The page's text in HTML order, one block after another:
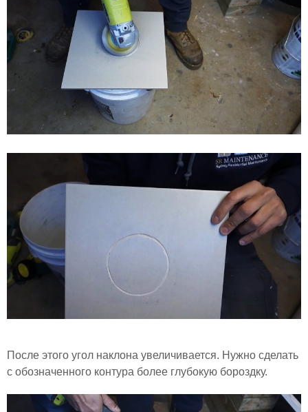
После этого угол наклона увеличивается. Нужно сделать
с обозначенного контура более глубокую бороздку.